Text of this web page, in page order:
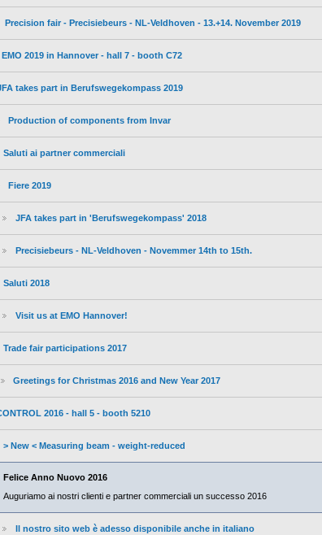
Precision fair - Precisiebeurs - NL-Veldhoven - 13.+14. November 2019
EMO 2019 in Hannover - hall 7 - booth C72
takes part in Berufswegekompass 2019
Production of components from Invar
Saluti ai partner commerciali
Fiere 2019
JFA takes part in 'Berufswegekompass' 2018
Precisiebeurs - NL-Veldhoven - Novemmer 14th to 15th.
Saluti 2018
Visit us at EMO Hannover!
Trade fair participations 2017
Greetings for Christmas 2016 and New Year 2017
2016 - hall 5 - booth 5210
> New < Measuring beam - weight-reduced
Felice Anno Nuovo 2016
Auguriamo ai nostri clienti e partner commerciali un successo 2016
Il nostro sito web è adesso disponibile anche in italiano